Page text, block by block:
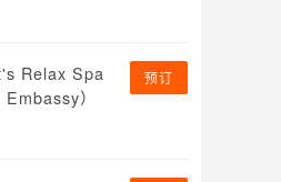
Relax Spa
）
预订